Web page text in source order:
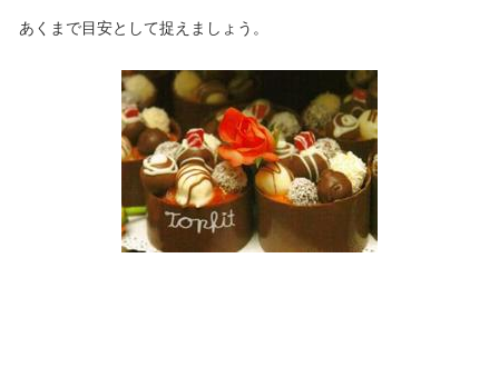
あくまで目安として捉えましょう。